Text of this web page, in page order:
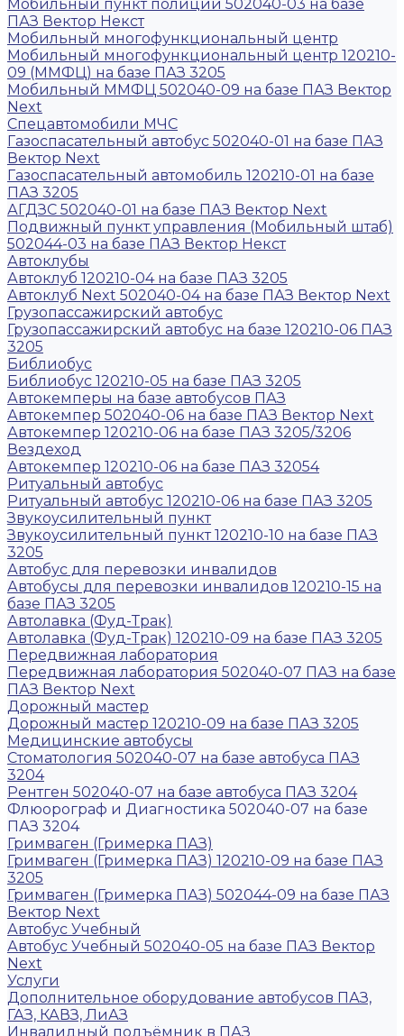
Мобильный пункт полиции 502040-03 на базе
ПАЗ Вектор Некст
Мобильный многофункциональный центр
Мобильный многофункциональный центр 120210-
09 (ММФЦ) на базе ПАЗ 3205
Мобильный ММФЦ 502040-09 на базе ПАЗ Вектор
Next
Спецавтомобили МЧС
Газоспасательный автобус 502040-01 на базе ПАЗ
Вектор Next
Газоспасательный автомобиль 120210-01 на базе
ПАЗ 3205
АГДЗС 502040-01 на базе ПАЗ Вектор Next
Подвижный пункт управления (Мобильный штаб)
502044-03 на базе ПАЗ Вектор Некст
Автоклубы
Автоклуб 120210-04 на базе ПАЗ 3205
Автоклуб Next 502040-04 на базе ПАЗ Вектор Next
Грузопассажирский автобус
Грузопассажирский автобус на базе 120210-06 ПАЗ
3205
Библиобус
Библиобус 120210-05 на базе ПАЗ 3205
Автокемперы на базе автобусов ПАЗ
Автокемпер 502040-06 на базе ПАЗ Вектор Next
Автокемпер 120210-06 на базе ПАЗ 3205/3206
Вездеход
Автокемпер 120210-06 на базе ПАЗ 32054
Ритуальный автобус
Ритуальный автобус 120210-06 на базе ПАЗ 3205
Звукоусилительный пункт
Звукоусилительный пункт 120210-10 на базе ПАЗ
3205
Автобус для перевозки инвалидов
Автобусы для перевозки инвалидов 120210-15 на
базе ПАЗ 3205
Автолавка (Фуд-Трак)
Автолавка (Фуд-Трак) 120210-09 на базе ПАЗ 3205
Передвижная лаборатория
Передвижная лаборатория 502040-07 ПАЗ на базе
ПАЗ Вектор Next
Дорожный мастер
Дорожный мастер 120210-09 на базе ПАЗ 3205
Медицинские автобусы
Стоматология 502040-07 на базе автобуса ПАЗ
3204
Рентген 502040-07 на базе автобуса ПАЗ 3204
Флюорограф и Диагностика 502040-07 на базе
ПАЗ 3204
Гримваген (Гримерка ПАЗ)
Гримваген (Гримерка ПАЗ) 120210-09 на базе ПАЗ
3205
Гримваген (Гримерка ПАЗ) 502044-09 на базе ПАЗ
Вектор Next
Автобус Учебный
Автобус Учебный 502040-05 на базе ПАЗ Вектор
Next
Услуги
Дополнительное оборудование автобусов ПАЗ,
ГАЗ, КАВЗ, ЛиАЗ
Инвалидный подъёмник в ПАЗ